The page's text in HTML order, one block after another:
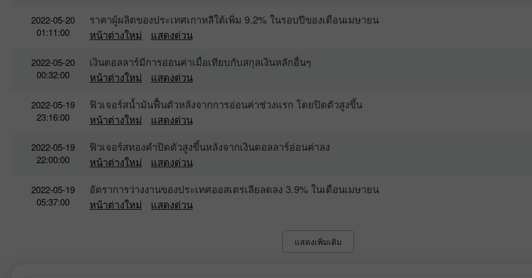
2022-05-20
01:11:00
ราคาผู้ผลิตของประเทศเกาหลีใต้เพิ่ม 9.2% ในรอบปีของเดือนเมษายน
หน้าต่างใหม่
แสดงด่วน
2022-05-20
00:32:00
เงินดอลลาร์มีการอ่อนค่าเมื่อเทียบกับสกุลเงินหลักอื่นๆ
หน้าต่างใหม่
แสดงด่วน
2022-05-19
23:16:00
ฟิวเจอร์สน้ำมันฟื้นตัวหลังจากการอ่อนค่าช่วงแรก โดยปิดตัวสูงขึ้น
หน้าต่างใหม่
แสดงด่วน
2022-05-19
22:00:00
ฟิวเจอร์สทองคำปิดตัวสูงขึ้นหลังจากเงินดอลลาร์อ่อนค่าลง
หน้าต่างใหม่
แสดงด่วน
2022-05-19
05:37:00
อัตราการว่างงานของประเทศออสเตรเลียลดลง 3.9% ในเดือนเมษายน
หน้าต่างใหม่
แสดงด่วน
แสดงเพิ่มเติม